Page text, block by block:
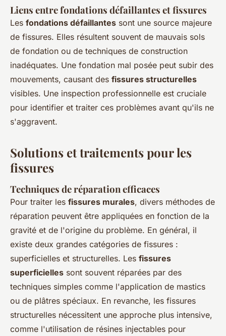
Liens entre fondations défaillantes et fissures
Les fondations défaillantes sont une source majeure
de fissures. Elles résultent souvent de mauvais sols
de fondation ou de techniques de construction
inadéquates. Une fondation mal posée peut subir des
mouvements, causant des fissures structurelles
visibles. Une inspection professionnelle est cruciale
pour identifier et traiter ces problèmes avant qu'ils ne
s'aggravent.
Solutions et traitements pour les
fissures
Techniques de réparation efficaces
Pour traiter les fissures murales, divers méthodes de
réparation peuvent être appliquées en fonction de la
gravité et de l'origine du problème. En général, il
existe deux grandes catégories de fissures :
superficielles et structurelles. Les fissures
superficielles sont souvent réparées par des
techniques simples comme l'application de mastics
ou de plâtres spéciaux. En revanche, les fissures
structurelles nécessitent une approche plus intensive,
comme l'utilisation de résines injectables pour